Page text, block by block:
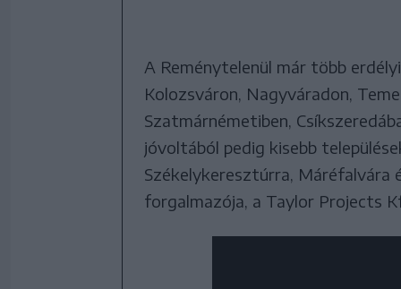
A Reménytelenül már több
Kolozsváron, Nagyváradon,
Szatmárnémetiben,
jóvoltából pedig kisebb
Székelykeresztúrra, Máréfalvára
forgalmazója, a Taylor Projects